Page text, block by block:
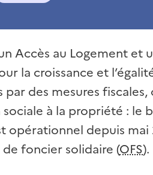
Accès au Logement et
la croissance et
des mesures
sociale à la propriété : le
opérationnel depuis mai
foncier solidaire (OFS).